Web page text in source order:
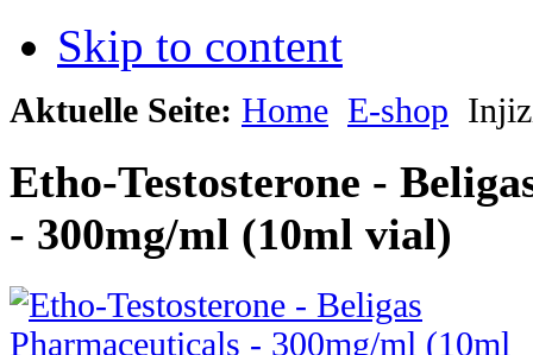
Skip to content
Aktuelle Seite: Home E-shop
Etho-Testosterone -
- 300mg/ml (10ml vial)